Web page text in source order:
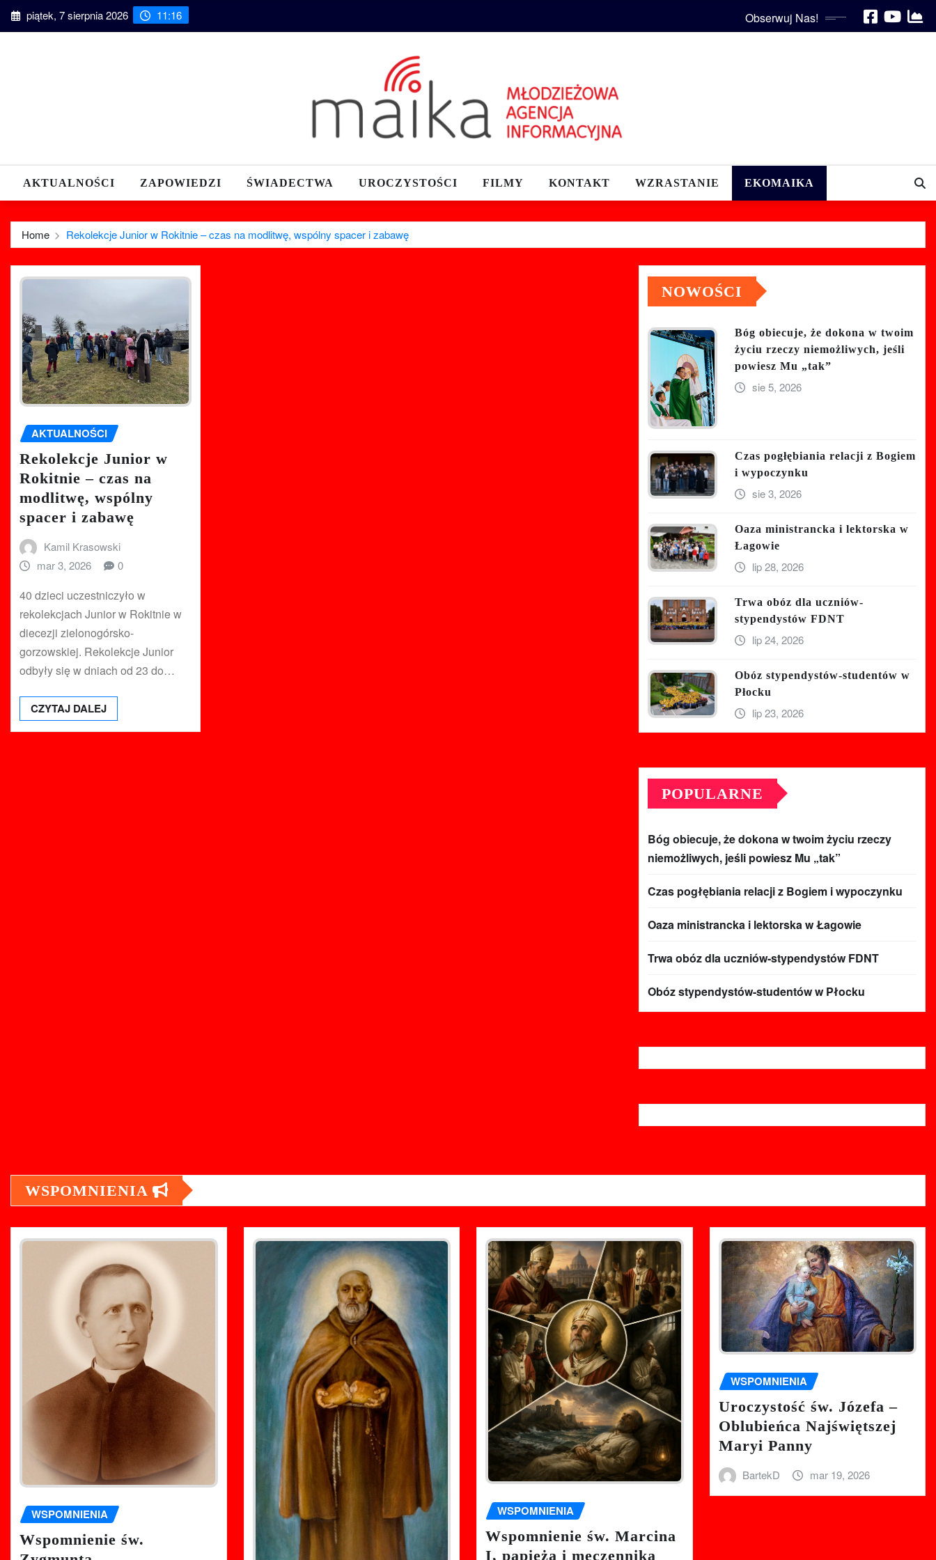
Skip piątek, 7 sierpnia 2026 11:16 Obserwuj Nas!
AKTUALNOŚCI ZAPOWIEDZI ŚWIADECTWA UROCZYSTOŚCI FILMY KONTAKT WZRASTANIE EKOMAIKA
Home Rekolekcje Junior w Rokitnie – czas na modlitwę, wspólny spacer i zabawę
AKTUALNOŚCI
Rekolekcje Junior w
Rokitnie – czas na
modlitwę, wspólny
spacer i zabawę
Kamil Krasowski
mar 3, 2026
0
40 dzieci uczestniczyło w
rekolekcjach Junior w Rokitnie w
diecezji zielonogórsko-
gorzowskiej. Rekolekcje Junior
odbyły się w dniach od 23 do…
CZYTAJ DALEJ
NOWOŚCI
Bóg obiecuje, że dokona w twoim
życiu rzeczy niemożliwych, jeśli
powiesz Mu „tak”
sie 5, 2026
Czas pogłębiania relacji z Bogiem
i wypoczynku
sie 3, 2026
Oaza ministrancka i lektorska w
Łagowie
lip 28, 2026
Trwa obóz dla uczniów-
stypendystów FDNT
lip 24, 2026
Obóz stypendystów-studentów w
Płocku
lip 23, 2026
POPULARNE
Bóg obiecuje, że dokona w twoim życiu rzeczy
niemożliwych, jeśli powiesz Mu „tak”
Czas pogłębiania relacji z Bogiem i wypoczynku
Oaza ministrancka i lektorska w Łagowie
Trwa obóz dla uczniów-stypendystów FDNT
Obóz stypendystów-studentów w Płocku
WSPOMNIENIA
WSPOMNIENIA
Wspomnienie św.
WSPOMNIENIA
Wspomnienie św. Marcina
I, papieża i męczennika
WSPOMNIENIA
Uroczystość św. Józefa –
Oblubieńca Najświętszej
Maryi Panny
BartekD mar 19, 2026